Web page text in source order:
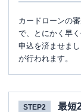
カードローンの
で、とにかく早
申込を済ませま
が行われます。
STEP2 最短